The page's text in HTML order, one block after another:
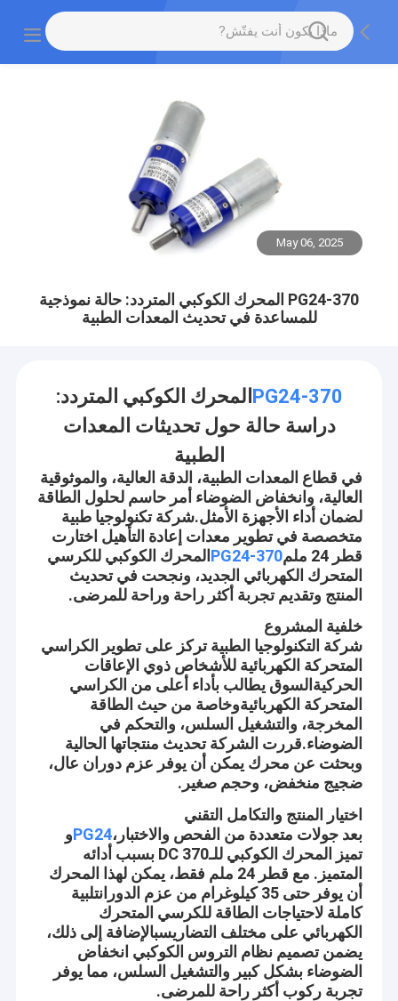
May 06, 2025
PG24-370 المحرك الكوكبي المتردد: حالة نموذجية
للمساعدة في تحديث المعدات الطبية
PG24-370 المحرك الكوكبي المتردد:
دراسة حالة حول تحديثات المعدات
الطبية
في قطاع المعدات الطبية، الدقة العالية، والموثوقية
العالية، وانخفاض الضوضاء أمر حاسم لحلول الطاقة
لضمان أداء الأجهزة الأمثل.شركة تكنولوجيا طبية
متخصصة في تطوير معدات إعادة التأهيل اختارت
قطر 24 ملم
PG24-370 المحرك الكوكبي للكرسي
المتحرك الكهربائي الجديد، ونجحت في تحديث
المنتج وتقديم تجربة أكثر راحة وراحة للمرضى.
خلفية المشروع
شركة التكنولوجيا الطبية تركز على تطوير الكراسي
المتحركة الكهربائية للأشخاص ذوي الإعاقات
الحركيةالسوق يطالب بأداء أعلى من الكراسي
المتحركة الكهربائيةوخاصة من حيث الطاقة
المخرجة، والتشغيل السلس، والتحكم في
الضوضاء.قررت الشركة تحديث منتجاتها الحالية
وبحثت عن محرك يمكن أن يوفر عزم دوران عال،
ضجيج منخفض، وحجم صغير.
اختيار المنتج والتكامل التقني
بعد جولات متعددة من الفحص والاختبار،PG24و
تميز المحرك الكوكبي للـ370 DC بسبب أدائه
المتميز. مع قطر 24 ملم فقط، يمكن لهذا المحرك
أن يوفر حتى 35 كيلوغرام من عزم الدورانتلبية
كاملة لاحتياجات الطاقة للكرسي المتحرك
الكهربائي على مختلف التضاريسبالإضافة إلى ذلك،
يضمن تصميم نظام التروس الكوكبي انخفاض
الضوضاء بشكل كبير والتشغيل السلس، مما يوفر
تجربة ركوب أكثر راحة للمرضى.